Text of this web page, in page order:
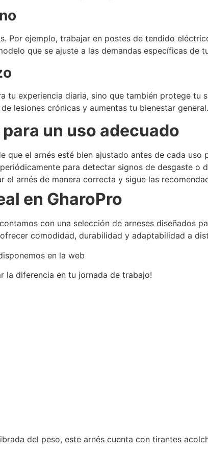
Por ejemplo, trabajar en postes de tendido
que se ajuste a las demandas específicas de
tu experiencia diaria, sino que también protege tu
lesiones crónicas y aumentas tu bienestar general.
un uso adecuado
que el arnés esté bien ajustado antes de cada
para detectar signos de desgaste o
el arnés de manera correcta y sigue las
en GharoPro
con una selección de arneses diseñados
comodidad, durabilidad y adaptabilidad a
en la web
la diferencia en tu jornada de trabajo!
del peso, este arnés cuenta con tirantes